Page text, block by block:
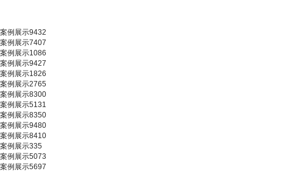
案例展示9432
案例展示7407
案例展示1086
案例展示9427
案例展示1826
案例展示2765
案例展示8300
案例展示5131
案例展示8350
案例展示9480
案例展示8410
案例展示335
案例展示5073
案例展示5697